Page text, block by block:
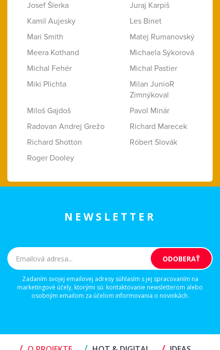
Josef Šlerka
Juraj Karpiš
Kamil Aujesky
Les Binet
Mari Smith
Matej Rumanovský
Meera Kothand
Michaela Sýkorová
Michal Fehér
Michal Pastier
Miki Plichta
Milan JunioR
Zimnýkoval
Miloš Gajdoš
Pavol Minár
Radovan Andrej Grežo
Richard Marecek
Richard Shotton
Róbert Slovák
Roger Dooley
NEWSLETTER
Zadaním svojej emailovej adresy súhlasím s jej spracovaním na
marketingové účely, ktorými sú: kontaktovanie newsletterom alebo
osobným emailom za účelom informovania o novinkách.